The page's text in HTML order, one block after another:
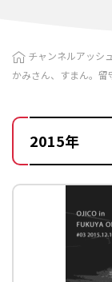
チャンネルアッシ
かみさん、すまん。留
2015年